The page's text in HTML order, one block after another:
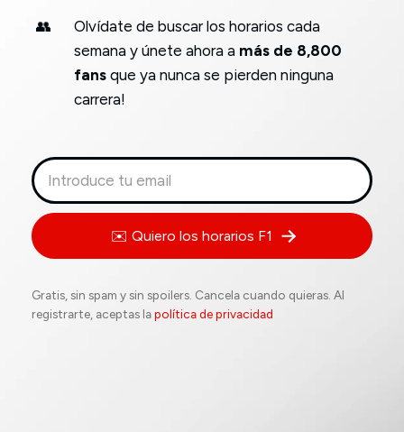
👥
Olvídate de buscar los horarios cada
semana y únete ahora a más de 8,800
fansque ya nunca se pierden ninguna
carrera!
✉️ Quiero los horarios F1
Gratis, sin spam y sin spoilers. Cancela cuando quieras. Al
registrarte, aceptas lapolítica de privacidad